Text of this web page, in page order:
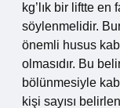
kg’lık bir liftte
söylenmelidir.
önemli husus
olmasıdır. Bu
bölünmesiyle
kişi sayısı